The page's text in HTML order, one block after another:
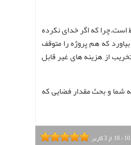
است.چرا که اگر خدای نکرده
که هم پروژه را متوقف
از هزینه های غیر قابل
شما و بحث مقدار فضایی که
10/10 از3کاربر